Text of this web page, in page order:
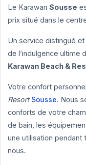
Le Karawan Sousse
prix situé dans le
Un service distingué
de l’indulgence ultime
Karawan Beach &
Votre confort
Resort Sousse. Nous
conforts de votre
de bain, les
une utilisation
nous.